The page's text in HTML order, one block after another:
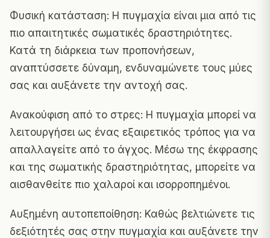
Φυσική κατάσταση: Η πυγμαχία είναι μια από τις
πιο απαιτητικές σωματικές δραστηριότητες.
Κατά τη διάρκεια των προπονήσεων,
αναπτύσσετε δύναμη, ενδυναμώνετε τους μύες
σας και αυξάνετε την αντοχή σας.
Ανακούφιση από το στρες: Η πυγμαχία μπορεί να
λειτουργήσει ως ένας εξαιρετικός τρόπος για να
απαλλαγείτε από το άγχος. Μέσω της έκφρασης
και της σωματικής δραστηριότητας, μπορείτε να
αισθανθείτε πιο χαλαροί και ισορροπημένοι.
Αυξημένη αυτοπεποίθηση: Καθώς βελτιώνετε τις
δεξιότητές σας στην πυγμαχία και αυξάνετε την